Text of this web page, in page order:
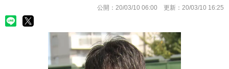
公開： 20/03/10 06:00 更新： 20/03/10 16:25